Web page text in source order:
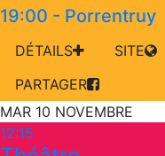
19:00 - Porrentruy
DÉTAILS
SITE
PARTAGER
MAR 10 NOVEMBRE
12:15